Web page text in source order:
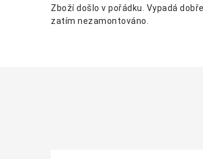
Zboží došlo v pořádku. Vypadá dobře
zatím nezamontováno.